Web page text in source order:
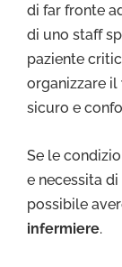
di far fronte
di uno staff
paziente
organizzare il
sicuro e
Se le
e necessita
possibile
infermiere.